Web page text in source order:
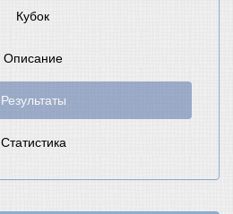
Кубок
Описание
Результаты
Статистика